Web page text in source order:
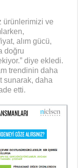
ürünlerimizi ve
alım gücü,
doğru
diye ekledi.
trendinin daha
sunarak, daha
etti.